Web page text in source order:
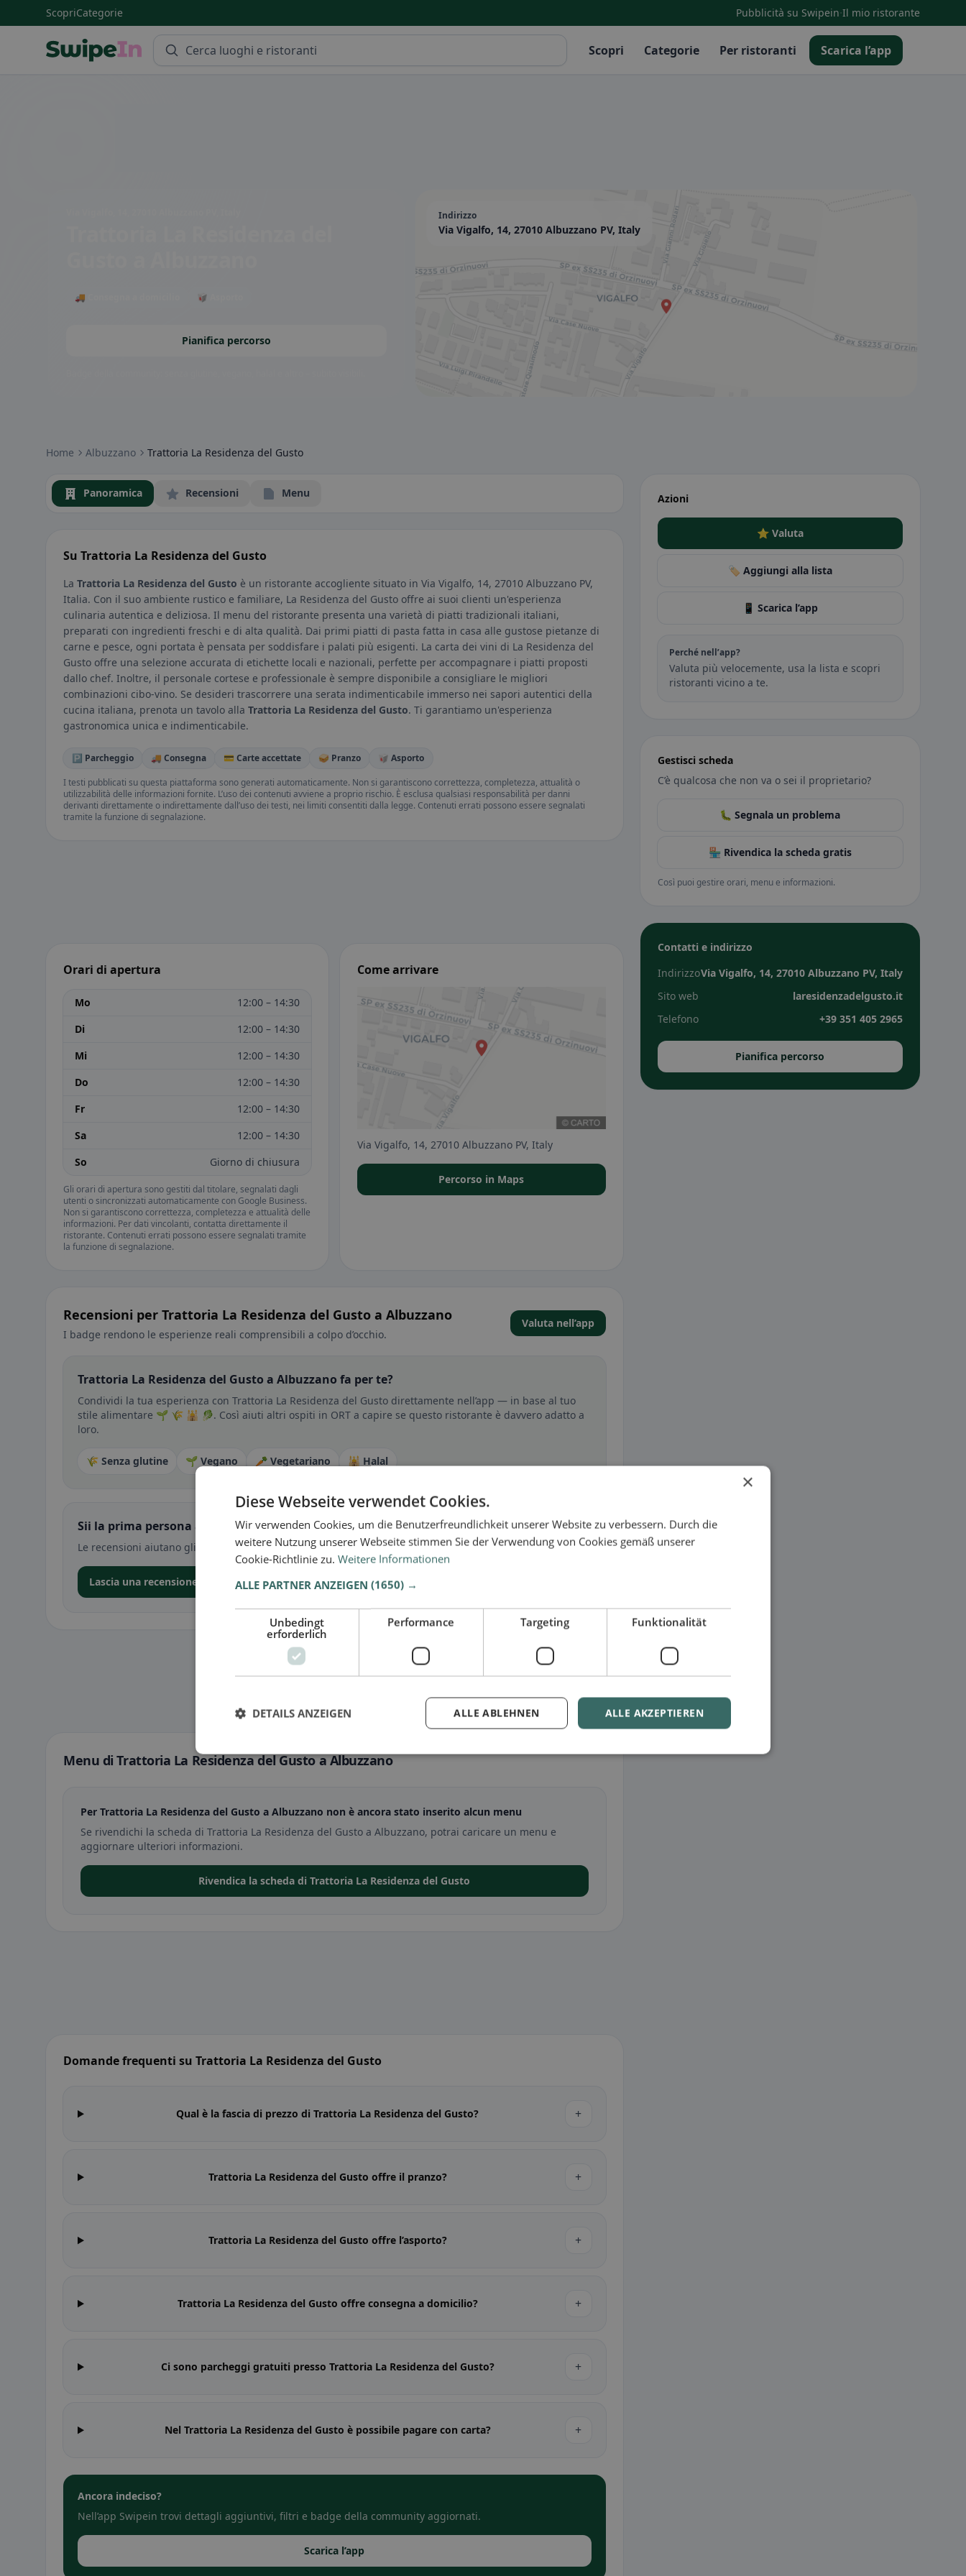
ScopriCategorie Pubblicità su Swipein·Il mio ristorante
Scopri Categorie Per ristoranti Scarica l’app
🚚 Consegna a domicilio 🥡 Asporto
Pianifica percorso
Indirizzo
Via Vigalfo, 14, 27010 Albuzzano PV, Italy
Home Albuzzano Trattoria La Residenza del Gusto
Panoramica Recensioni Menu
Su Trattoria La Residenza del Gusto
La Trattoria La Residenza del Gusto è un ristorante accogliente situato in Via Vigalfo, 14, 27010 Albuzzano PV,
Italia. Con il suo ambiente rustico e familiare, La Residenza del Gusto offre ai suoi clienti un'esperienza
culinaria autentica e deliziosa. Il menu del ristorante presenta una varietà di piatti tradizionali italiani,
preparati con ingredienti freschi e di alta qualità. Dai primi piatti di pasta fatta in casa alle gustose pietanze di
carne e pesce, ogni portata è pensata per soddisfare i palati più esigenti. La carta dei vini di La Residenza del
Gusto offre una selezione accurata di etichette locali e nazionali, perfette per accompagnare i piatti proposti
dallo chef. Inoltre, il personale cortese e professionale è sempre disponibile a consigliare le migliori
combinazioni cibo-vino. Se desideri trascorrere una serata indimenticabile immerso nei sapori autentici della
cucina italiana, prenota un tavolo alla Trattoria La Residenza del Gusto. Ti garantiamo un'esperienza
gastronomica unica e indimenticabile.
🅿️ Parcheggio 🚚 Consegna 💳 Carte accettate 🥪 Pranzo
🥡 Asporto
I testi pubblicati su questa piattaforma sono generati automaticamente. Non si garantiscono correttezza, completezza, attualità o
utilizzabilità delle informazioni fornite. L’uso dei contenuti avviene a proprio rischio. È esclusa qualsiasi responsabilità per danni
derivanti direttamente o indirettamente dall’uso dei testi, nei limiti consentiti dalla legge. Contenuti errati possono essere segnalati
tramite la funzione di segnalazione.
Orari di apertura
Mo
12:00 – 14:30
Di
12:00 – 14:30
Mi
12:00 – 14:30
Do
12:00 – 14:30
Fr
12:00 – 14:30
Sa
12:00 – 14:30
So
Giorno di chiusura
Gli orari di apertura sono gestiti dal titolare, segnalati dagli
utenti o sincronizzati automaticamente con Google Business.
Non si garantiscono correttezza, completezza e attualità delle
informazioni. Per dati vincolanti, contatta direttamente il
ristorante. Contenuti errati possono essere segnalati tramite
la funzione di segnalazione.
Come arrivare
Via Vigalfo, 14, 27010 Albuzzano PV, Italy
Percorso in Maps
Recensioni per Trattoria La Residenza del Gusto a Albuzzano
I badge rendono le esperienze reali comprensibili a colpo d’occhio.
Valuta nell’app
Trattoria La Residenza del Gusto a Albuzzano fa per te?
Condividi la tua esperienza con Trattoria La Residenza del Gusto direttamente nell’app — in base al tuo
stile alimentare 🌱 🌾 🕌 🥬. Così aiuti altri ospiti in ORT a capire se questo ristorante è davvero adatto a
loro.
🌾 Senza glutine 🌱 Vegano 🥕 Vegetariano 🕌 Halal
Sii la prima persona a condividere la tua esperienza
Le recensioni aiutano gli altri a decidere — soprattutto per senza glutine, vegano, vegetariano o halal.
Lascia una recensione nell’app
Menu di Trattoria La Residenza del Gusto a Albuzzano
Per Trattoria La Residenza del Gusto a Albuzzano non è ancora stato inserito alcun menu
Se rivendichi la scheda di Trattoria La Residenza del Gusto a Albuzzano, potrai caricare un menu e
aggiornare ulteriori informazioni.
Rivendica la scheda di Trattoria La Residenza del Gusto
Domande frequenti su Trattoria La Residenza del Gusto
Qual è la fascia di prezzo di Trattoria La Residenza del Gusto? +
Trattoria La Residenza del Gusto offre il pranzo? +
Trattoria La Residenza del Gusto offre l’asporto? +
Trattoria La Residenza del Gusto offre consegna a domicilio? +
Ci sono parcheggi gratuiti presso Trattoria La Residenza del Gusto? +
Nel Trattoria La Residenza del Gusto è possibile pagare con carta? +
Ancora indeciso?
Nell’app Swipein trovi dettagli aggiuntivi, filtri e badge della community aggiornati.
Scarica l’app
Azioni
⭐ Valuta
🏷️ Aggiungi alla lista
📱 Scarica l’app
Perché nell’app?
Valuta più velocemente, usa la lista e scopri
ristoranti vicino a te.
Gestisci scheda
C’è qualcosa che non va o sei il proprietario?
🐛 Segnala un problema
🏪 Rivendica la scheda gratis
Così puoi gestire orari, menu e informazioni.
Contatti e indirizzo
IndirizzoVia Vigalfo, 14, 27010 Albuzzano PV, Italy
Sito web
laresidenzadelgusto.it
Telefono
+39 351 405 2965
Pianifica percorso
×
Diese Webseite verwendet Cookies.
Wir verwenden Cookies, um die Benutzerfreundlichkeit unserer Website zu verbessern. Durch die
weitere Nutzung unserer Webseite stimmen Sie der Verwendung von Cookies gemäß unserer
Cookie-Richtlinie zu. Weitere Informationen
ALLE PARTNER ANZEIGEN (1650) →
Unbedingt
erforderlich
Performance Targeting Funktionalität
ALLE AKZEPTIEREN
ALLE ABLEHNEN
DETAILS ANZEIGEN